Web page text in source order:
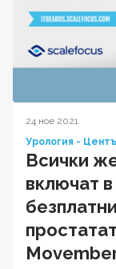
24 ное 2021
Урология -
Всички
включат